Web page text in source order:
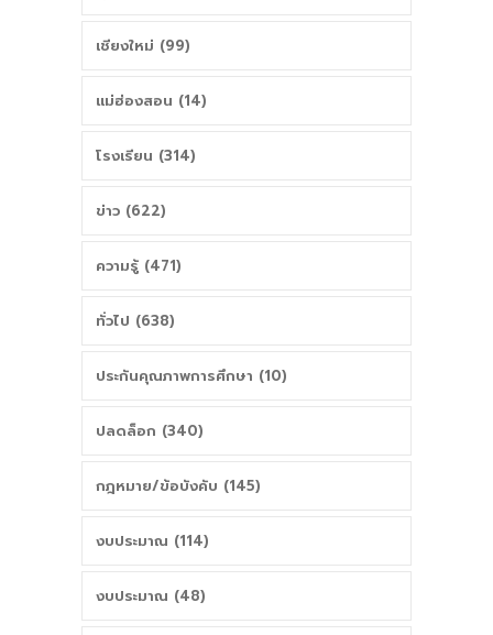
เชียงใหม่ (99)
แม่ฮ่องสอน (14)
โรงเรียน (314)
ข่าว (622)
ความรู้ (471)
ทั่วไป (638)
ประกันคุณภาพการศึกษา (10)
ปลดล็อก (340)
กฎหมาย/ข้อบังคับ (145)
งบประมาณ (114)
งบประมาณ (48)